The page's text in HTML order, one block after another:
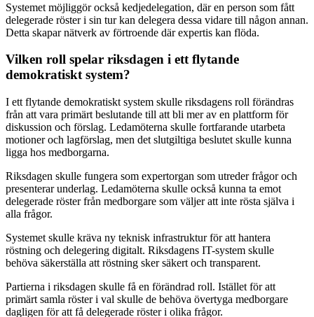
Systemet möjliggör också kedjedelegation, där en person som fått
delegerade röster i sin tur kan delegera dessa vidare till någon annan.
Detta skapar nätverk av förtroende där expertis kan flöda.
Vilken roll spelar riksdagen i ett flytande
demokratiskt system?
I ett flytande demokratiskt system skulle riksdagens roll förändras
från att vara primärt beslutande till att bli mer av en plattform för
diskussion och förslag. Ledamöterna skulle fortfarande utarbeta
motioner och lagförslag, men det slutgiltiga beslutet skulle kunna
ligga hos medborgarna.
Riksdagen skulle fungera som expertorgan som utreder frågor och
presenterar underlag. Ledamöterna skulle också kunna ta emot
delegerade röster från medborgare som väljer att inte rösta själva i
alla frågor.
Systemet skulle kräva ny teknisk infrastruktur för att hantera
röstning och delegering digitalt. Riksdagens IT-system skulle
behöva säkerställa att röstning sker säkert och transparent.
Partierna i riksdagen skulle få en förändrad roll. Istället för att
primärt samla röster i val skulle de behöva övertyga medborgare
dagligen för att få delegerade röster i olika frågor.